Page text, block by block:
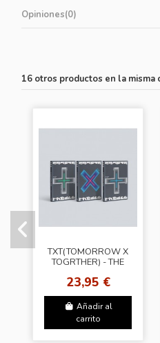
Opiniones(0)
16 otros productos en la misma
TXT(TOMORROW X
TOGRTHER) - THE
FREEZE [Random
Ver.]
23,95 €
Añadir al
carrito